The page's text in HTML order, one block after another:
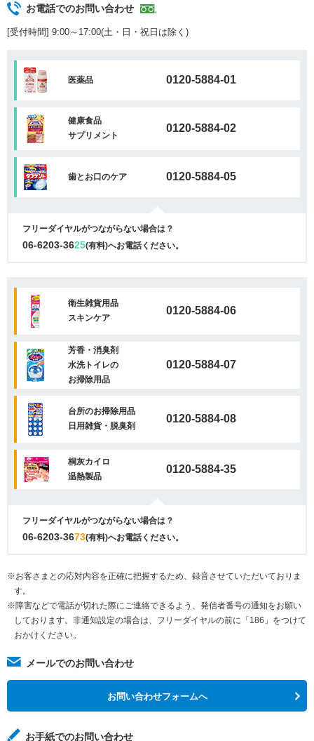
お電話でのお問い合わせ
[受付時間] 9:00～17:00(土・日・祝日は除く)
医薬品 0120-5884-01
健康食品
サプリメント
0120-5884-02
歯とお口のケア 0120-5884-05
フリーダイヤルがつながらない場合は？
06-6203-3625(有料)へお電話ください。
衛生雑貨用品
スキンケア
0120-5884-06
芳香・消臭剤
水洗トイレの
お掃除用品
0120-5884-07
台所のお掃除用品
日用雑貨・脱臭剤
0120-5884-08
桐灰カイロ
温熱製品
0120-5884-35
フリーダイヤルがつながらない場合は？
06-6203-3673(有料)へお電話ください。
※お客さまとの応対内容を正確に把握するため、録音させていただいておりま
す。
※障害などで電話が切れた際にご連絡できるよう、発信者番号の通知をお願い
しております。非通知設定の場合は、フリーダイヤルの前に「186」をつけて
おかけください。
メールでのお問い合わせ
お問い合わせフォームへ
お手紙でのお問い合わせ